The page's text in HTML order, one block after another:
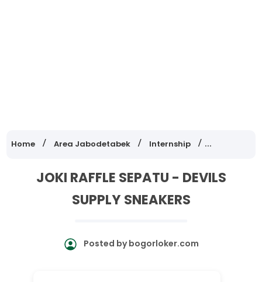
Home Area Jabodetabek Internship Lowongan
JOKI RAFFLE SEPATU - DEVILS
SUPPLY SNEAKERS
Posted bybogorloker.com